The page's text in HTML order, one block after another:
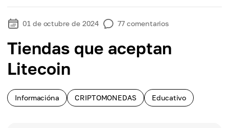
01 de octubre de 2024 77 comentarios
Tiendas que aceptan
Litecoin
Informacióna CRIPTOMONEDAS Educativo